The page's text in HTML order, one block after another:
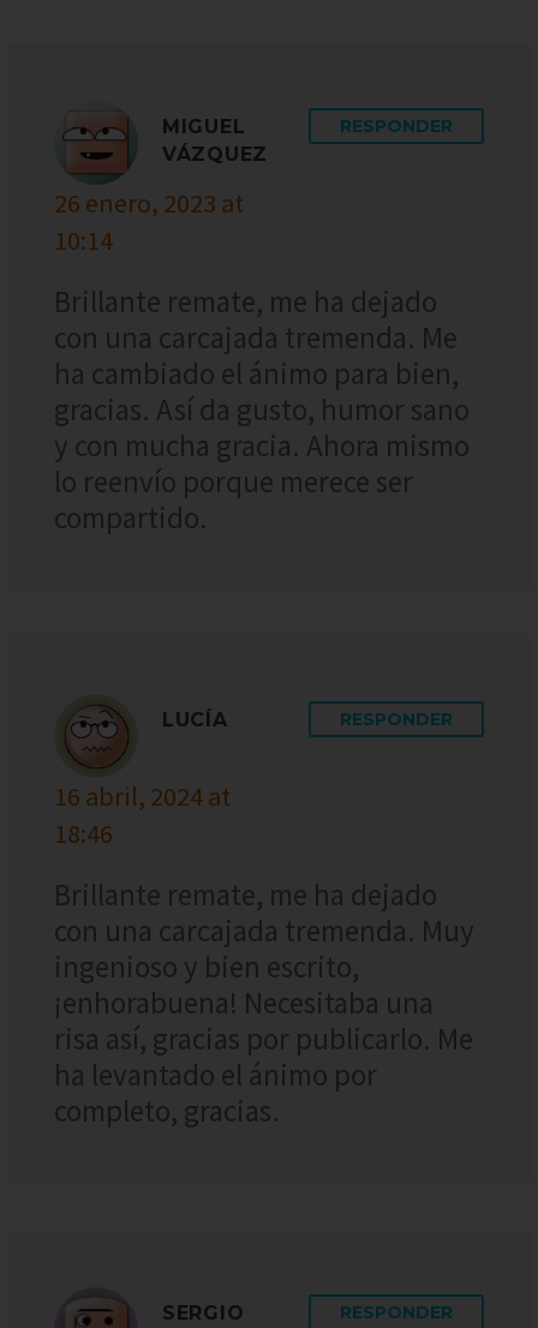
MIGUEL
VÁZQUEZ
26 enero, 2023 at
10:14
RESPONDER
Brillante remate, me ha dejado
con una carcajada tremenda. Me
ha cambiado el ánimo para bien,
gracias. Así da gusto, humor sano
y con mucha gracia. Ahora mismo
lo reenvío porque merece ser
compartido.
LUCÍA
16 abril, 2024 at
18:46
RESPONDER
Brillante remate, me ha dejado
con una carcajada tremenda. Muy
ingenioso y bien escrito,
¡enhorabuena! Necesitaba una
risa así, gracias por publicarlo. Me
ha levantado el ánimo por
completo, gracias.
SERGIO RESPONDER